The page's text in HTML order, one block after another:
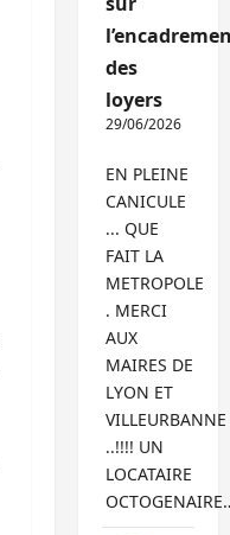
des
loyers
29/06/2026
EN PLEINE
CANICULE
... QUE
FAIT LA
METROPOLE
. MERCI
AUX
MAIRES DE
LYON ET
VILLEURBANNE
..!!!! UN
LOCATAIRE